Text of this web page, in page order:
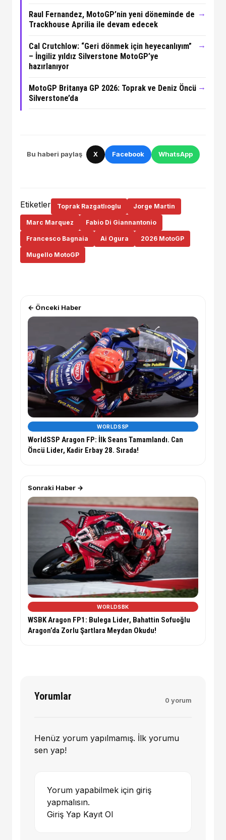
Raul Fernandez, MotoGP’nin yeni döneminde de
Trackhouse Aprilia ile devam edecek
→
Cal Crutchlow: “Geri dönmek için heyecanlıyım”
– İngiliz yıldız Silverstone MotoGP’ye
hazırlanıyor
→
MotoGP Britanya GP 2026: Toprak ve Deniz Öncü
Silverstone’da
→
Bu haberi paylaş X Facebook WhatsApp
Etiketler Toprak Razgatlıoglu Jorge Martin
Marc Marquez Fabio Di Giannantonio
Francesco Bagnaia Ai Ogura 2026 MotoGP
Mugello MotoGP
← Önceki Haber
WORLDSSP
WorldSSP Aragon FP: İlk Seans Tamamlandı. Can
Öncü Lider, Kadir Erbay 28. Sırada!
Sonraki Haber →
WORLDSBK
WSBK Aragon FP1: Bulega Lider, Bahattin Sofuoğlu
Aragon’da Zorlu Şartlara Meydan Okudu!
Yorumlar 0 yorum
Henüz yorum yapılmamış. İlk yorumu
sen yap!
Yorum yapabilmek için giriş
yapmalısın.
Giriş Yap Kayıt Ol